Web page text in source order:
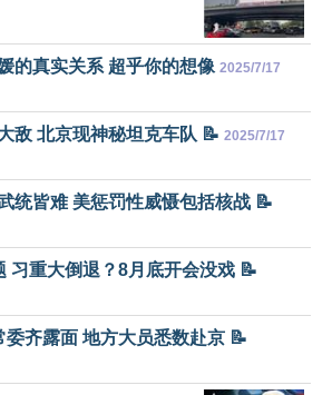
的真实关系 超乎你的想像 2025/7/17
敌 北京现神秘坦克车队 📝 2025/7/17
统皆难 美惩罚性威慑包括核战 📝
习重大倒退？8月底开会没戏 📝
委齐露面 地方大员悉数赴京 📝